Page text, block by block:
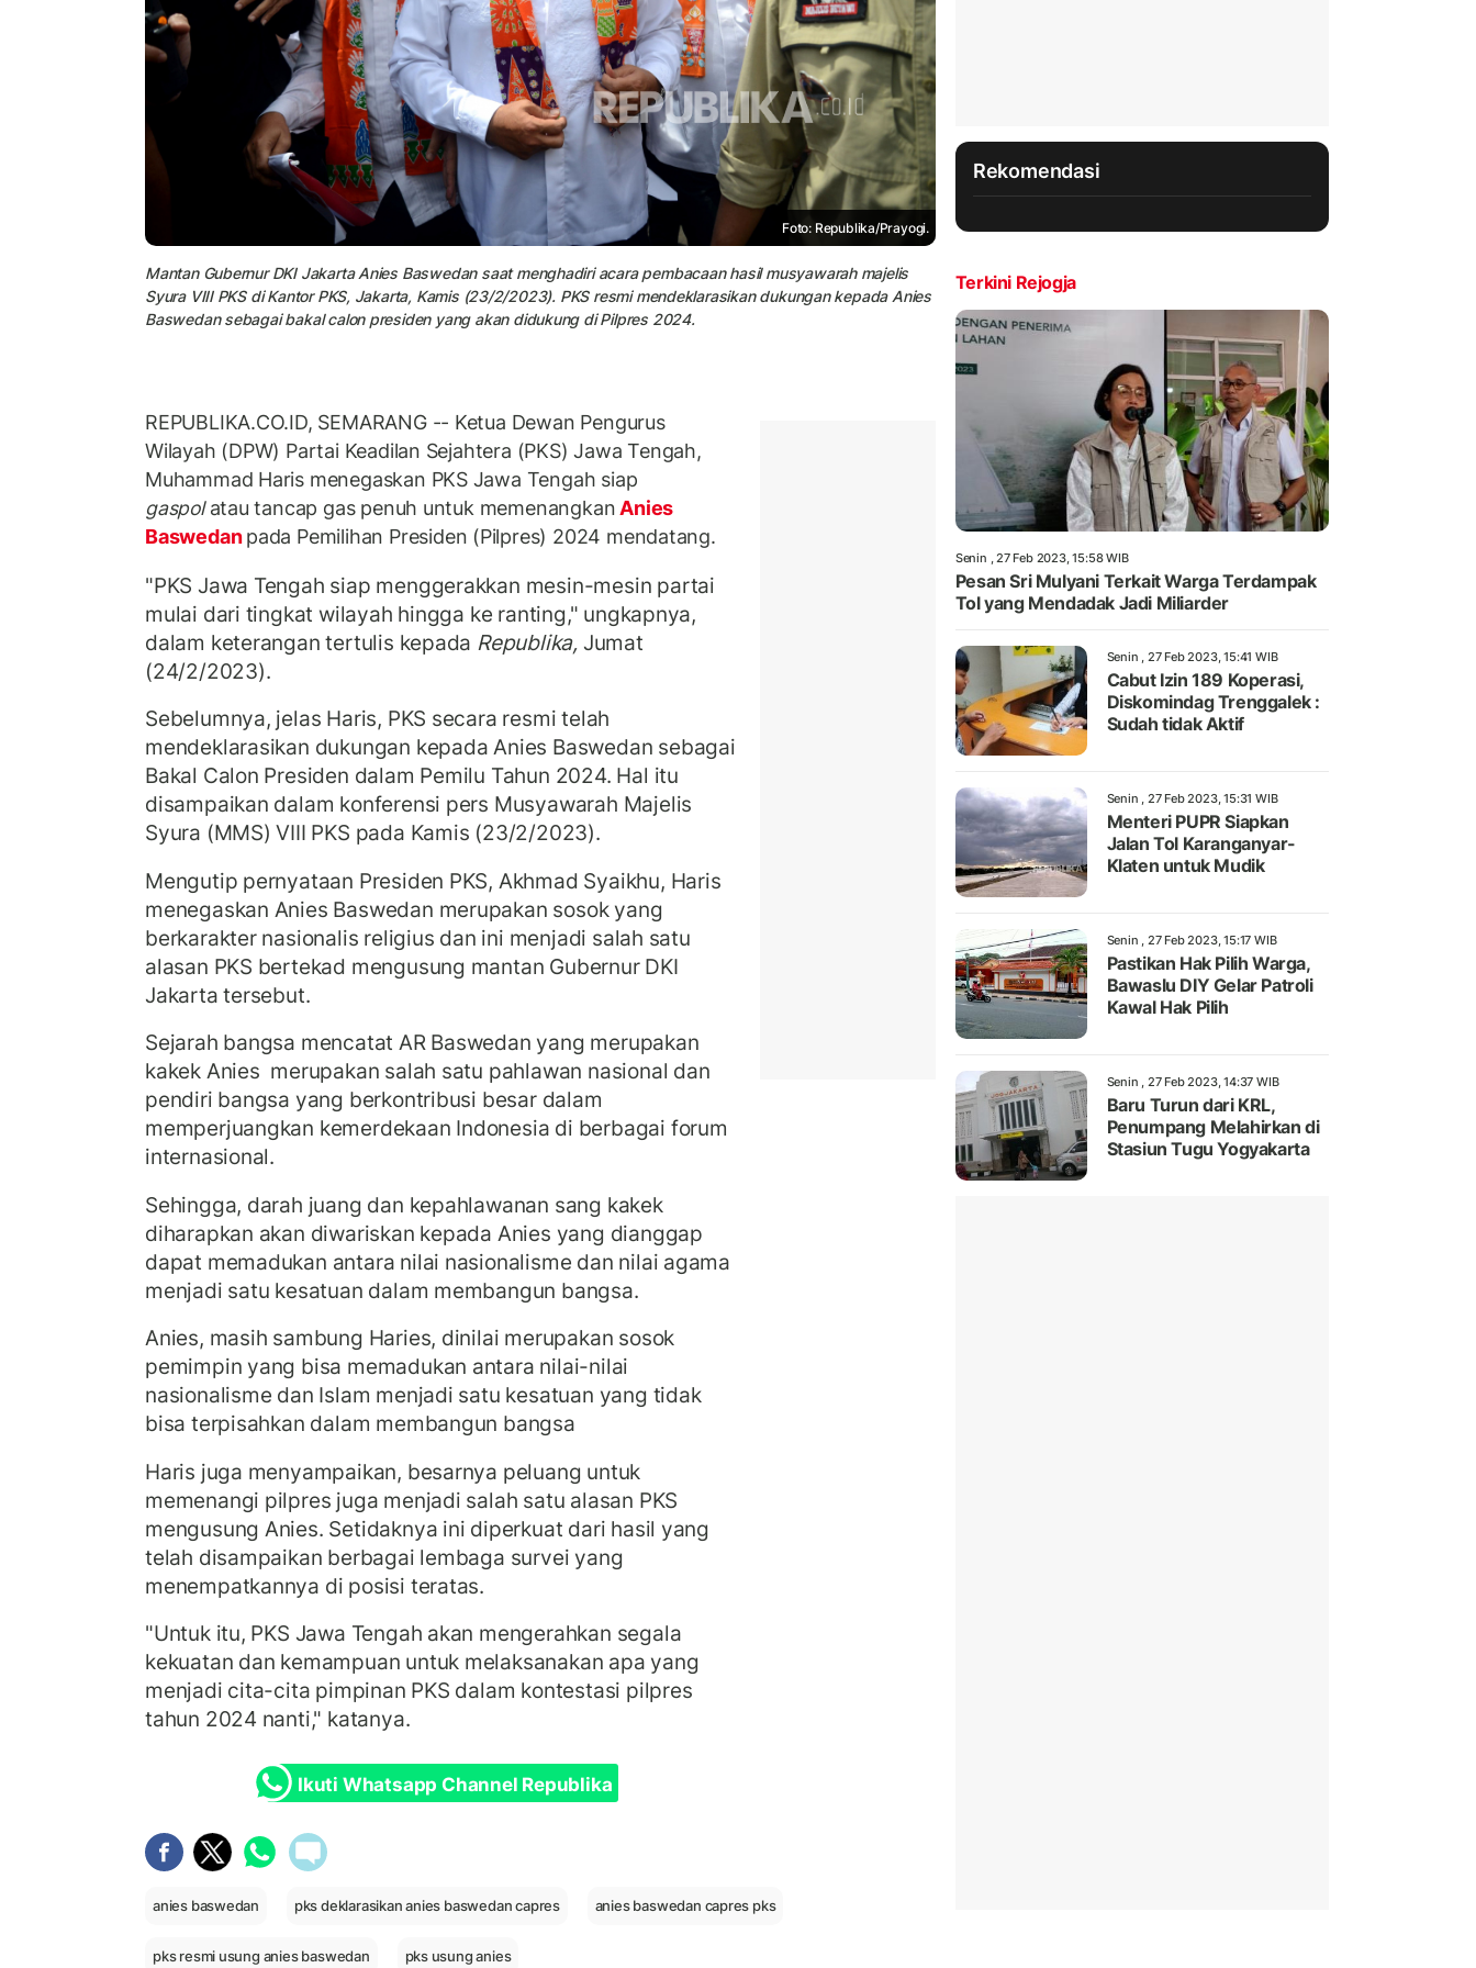
Foto: Republika/Prayogi.
Mantan Gubernur DKI Jakarta Anies Baswedan saat menghadiri acara pembacaan hasil musyawarah majelis
Syura VIII PKS di Kantor PKS, Jakarta, Kamis (23/2/2023). PKS resmi mendeklarasikan dukungan kepada Anies
Baswedan sebagai bakal calon presiden yang akan didukung di Pilpres 2024.
REPUBLIKA.CO.ID, SEMARANG -- Ketua Dewan Pengurus
Wilayah (DPW) Partai Keadilan Sejahtera (PKS) Jawa Tengah,
Muhammad Haris menegaskan PKS Jawa Tengah siap
gaspolatau tancap gas penuh untuk memenangkan Anies
Baswedanpada Pemilihan Presiden (Pilpres) 2024 mendatang.
"PKS Jawa Tengah siap menggerakkan mesin-mesin partai
mulai dari tingkat wilayah hingga ke ranting," ungkapnya,
dalam keterangan tertulis kepada Republika,Jumat
(24/2/2023).
Sebelumnya, jelas Haris, PKS secara resmi telah
mendeklarasikan dukungan kepada Anies Baswedan sebagai
Bakal Calon Presiden dalam Pemilu Tahun 2024. Hal itu
disampaikan dalam konferensi pers Musyawarah Majelis
Syura (MMS) VIII PKS pada Kamis (23/2/2023).
Mengutip pernyataan Presiden PKS, Akhmad Syaikhu, Haris
menegaskan Anies Baswedan merupakan sosok yang
berkarakter nasionalis religius dan ini menjadi salah satu
alasan PKS bertekad mengusung mantan Gubernur DKI
Jakarta tersebut.
Sejarah bangsa mencatat AR Baswedan yang merupakan
kakek Anies merupakan salah satu pahlawan nasional dan
pendiri bangsa yang berkontribusi besar dalam
memperjuangkan kemerdekaan Indonesia di berbagai forum
internasional.
Sehingga, darah juang dan kepahlawanan sang kakek
diharapkan akan diwariskan kepada Anies yang dianggap
dapat memadukan antara nilai nasionalisme dan nilai agama
menjadi satu kesatuan dalam membangun bangsa.
Anies, masih sambung Haries, dinilai merupakan sosok
pemimpin yang bisa memadukan antara nilai-nilai
nasionalisme dan Islam menjadi satu kesatuan yang tidak
bisa terpisahkan dalam membangun bangsa
Haris juga menyampaikan, besarnya peluang untuk
memenangi pilpres juga menjadi salah satu alasan PKS
mengusung Anies. Setidaknya ini diperkuat dari hasil yang
telah disampaikan berbagai lembaga survei yang
menempatkannya di posisi teratas.
"Untuk itu, PKS Jawa Tengah akan mengerahkan segala
kekuatan dan kemampuan untuk melaksanakan apa yang
menjadi cita-cita pimpinan PKS dalam kontestasi pilpres
tahun 2024 nanti," katanya.
Ikuti Whatsapp Channel Republika
anies baswedan pks deklarasikan anies baswedan capres anies baswedan capres pks
pks resmi usung anies baswedan pks usung anies
Rekomendasi
Terkini Rejogja
Senin , 27 Feb 2023, 15:58 WIB
Pesan Sri Mulyani Terkait Warga Terdampak
Tol yang Mendadak Jadi Miliarder
Senin , 27 Feb 2023, 15:41 WIB
Cabut Izin 189 Koperasi,
Diskomindag Trenggalek :
Sudah tidak Aktif
Senin , 27 Feb 2023, 15:31 WIB
Menteri PUPR Siapkan
Jalan Tol Karanganyar-
Klaten untuk Mudik
Senin , 27 Feb 2023, 15:17 WIB
Pastikan Hak Pilih Warga,
Bawaslu DIY Gelar Patroli
Kawal Hak Pilih
Senin , 27 Feb 2023, 14:37 WIB
Baru Turun dari KRL,
Penumpang Melahirkan di
Stasiun Tugu Yogyakarta